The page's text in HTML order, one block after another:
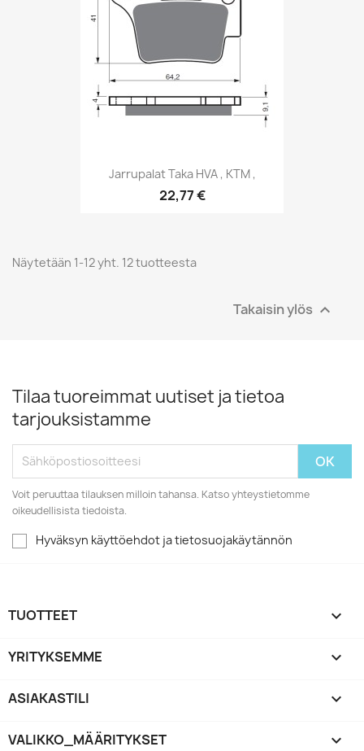
Jarrupalat Taka HVA , KTM ,
22,77 €
Näytetään 1-12 yht. 12 tuotteesta
Takaisin ylös 
Tilaa tuoreimmat uutiset ja tietoa
tarjouksistamme
Voit peruuttaa tilauksen milloin tahansa. Katso yhteystietomme
oikeudellisista tiedoista.
Hyväksyn käyttöehdot ja tietosuojakäytännön
TUOTTEET 
YRITYKSEMME 
ASIAKASTILI 
VALIKKO_MÄÄRITYKSET keyboard_arrow_down